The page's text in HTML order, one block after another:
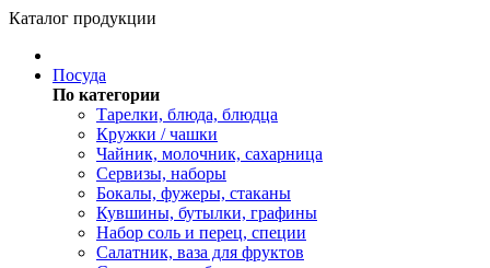
Каталог продукции
Посуда
По категории
Тарелки, блюда, блюдца
Кружки / чашки
Чайник, молочник, сахарница
Сервизы, наборы
Бокалы, фужеры, стаканы
Кувшины, бутылки, графины
Набор соль и перец, специи
Салатник, ваза для фруктов